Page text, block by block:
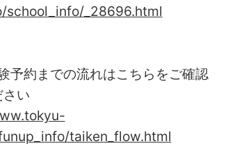
_28696.html
予約までの流れはこちらをご確認
さい
taiken_flow.html